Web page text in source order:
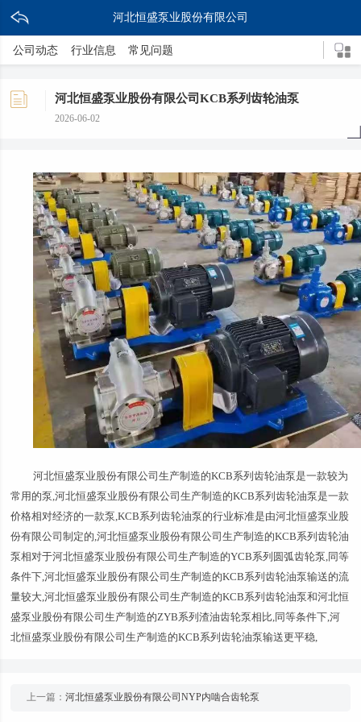
河北恒盛泵业股份有限公司
公司动态 行业信息 常见问题
河北恒盛泵业股份有限公司KCB系列齿轮油泵
2026-06-02
河北恒盛泵业股份有限公司生产制造的KCB系列齿轮油泵是一款较为
常用的泵,河北恒盛泵业股份有限公司生产制造的KCB系列齿轮油泵是一款
价格相对经济的一款泵,KCB系列齿轮油泵的行业标准是由河北恒盛泵业股
份有限公司制定的,河北恒盛泵业股份有限公司生产制造的KCB系列齿轮油
泵相对于河北恒盛泵业股份有限公司生产制造的YCB系列圆弧齿轮泵,同等
条件下,河北恒盛泵业股份有限公司生产制造的KCB系列齿轮油泵输送的流
量较大,河北恒盛泵业股份有限公司生产制造的KCB系列齿轮油泵和河北恒
盛泵业股份有限公司生产制造的ZYB系列渣油齿轮泵相比,同等条件下,河
北恒盛泵业股份有限公司生产制造的KCB系列齿轮油泵输送更平稳,
上一篇：河北恒盛泵业股份有限公司NYP内啮合齿轮泵